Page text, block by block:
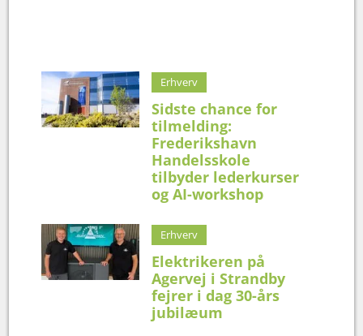
Erhverv
Sidste chance for
tilmelding:
Frederikshavn
Handelsskole
tilbyder lederkurser
og AI-workshop
Erhverv
Elektrikeren på
Agervej i Strandby
fejrer i dag 30-års
jubilæum